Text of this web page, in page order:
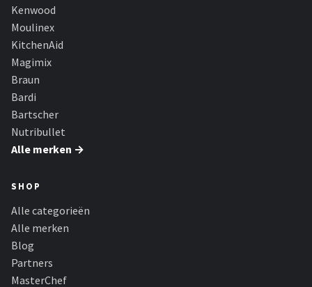
Kenwood
Moulinex
KitchenAid
Magimix
Braun
Bardi
Bartscher
Nutribullet
Alle merken →
SHOP
Alle categorieën
Alle merken
Blog
Partners
MasterChef